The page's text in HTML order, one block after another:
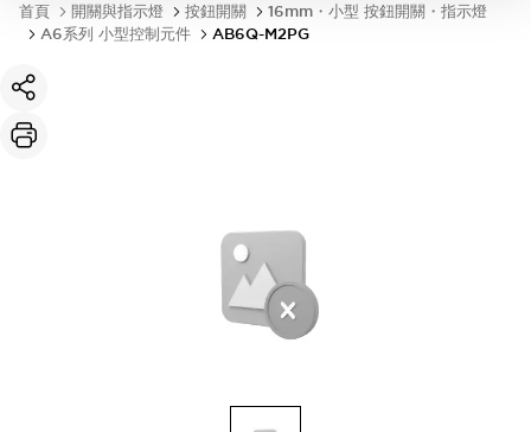
首頁 開關與指示燈 按鈕開關
16mm・小型 按鈕開關・指示燈
A6系列 小型控制元件
AB6Q-M2PG